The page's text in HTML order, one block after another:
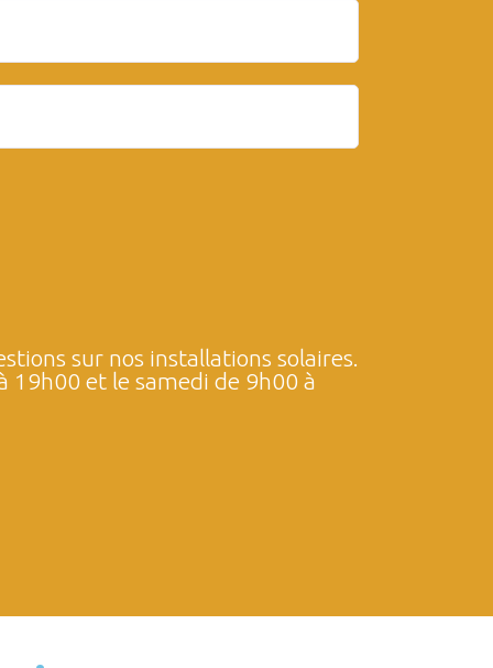
sur nos installations solaires.
19h00 et le samedi de 9h00 à